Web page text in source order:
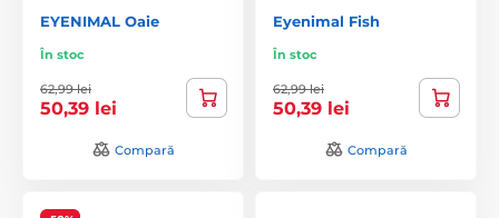
EYENIMAL Oaie
În stoc
62,99 lei
50,39 lei
Compară
Eyenimal Fish
În stoc
62,99 lei
50,39 lei
Compară